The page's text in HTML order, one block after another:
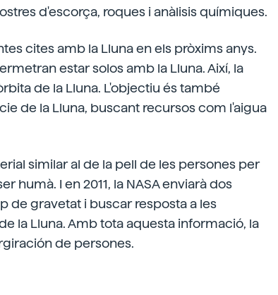
d'escorça, roques i anàlisis químiques.
cites amb la Lluna en els pròxims anys.
estar solos amb la Lluna. Així, la
de la Lluna. L'objectiu és també
de la Lluna, buscant recursos com l'aigua
similar al de la pell de les persones per
humà. I en 2011, la NASA enviarà dos
de gravetat i buscar resposta a les
la Lluna. Amb tota aquesta informació, la
de persones.